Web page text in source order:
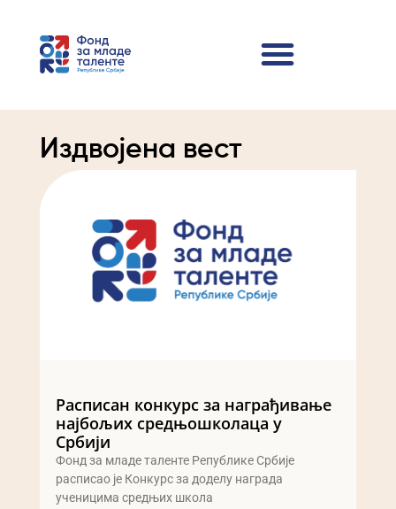
Издвојена вест
Расписан конкурс за награђивање
најбољих средњошколаца у
Србији
Фонд за младе таленте Републике Србије
расписао је Конкурс за доделу награда
ученицима средњих школа